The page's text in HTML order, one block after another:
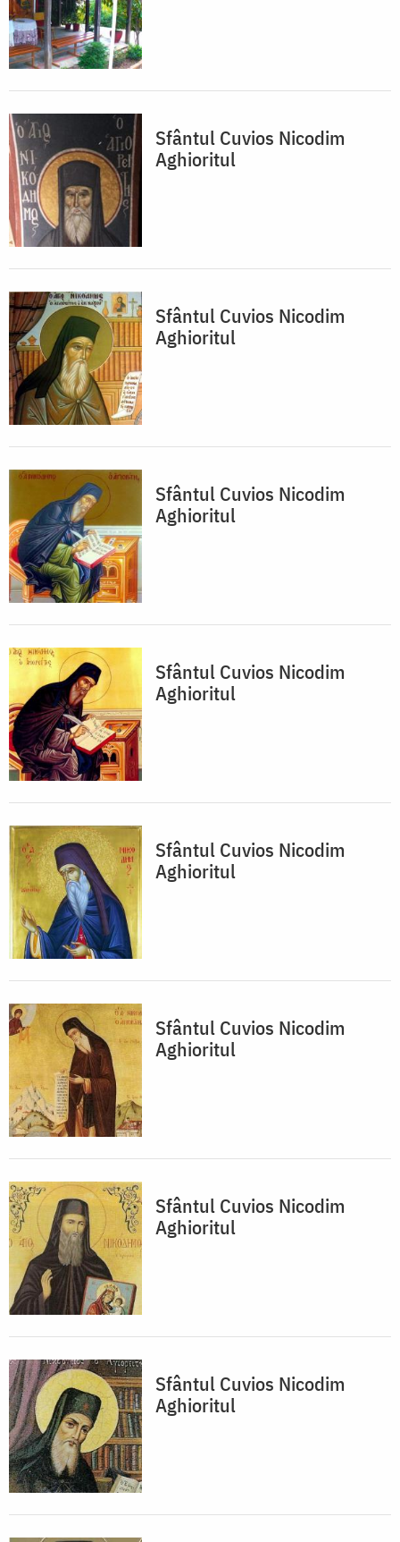
Sfântul Cuvios Nicodim
Aghioritul
Sfântul Cuvios Nicodim
Aghioritul
Sfântul Cuvios Nicodim
Aghioritul
Sfântul Cuvios Nicodim
Aghioritul
Sfântul Cuvios Nicodim
Aghioritul
Sfântul Cuvios Nicodim
Aghioritul
Sfântul Cuvios Nicodim
Aghioritul
Sfântul Cuvios Nicodim
Aghioritul